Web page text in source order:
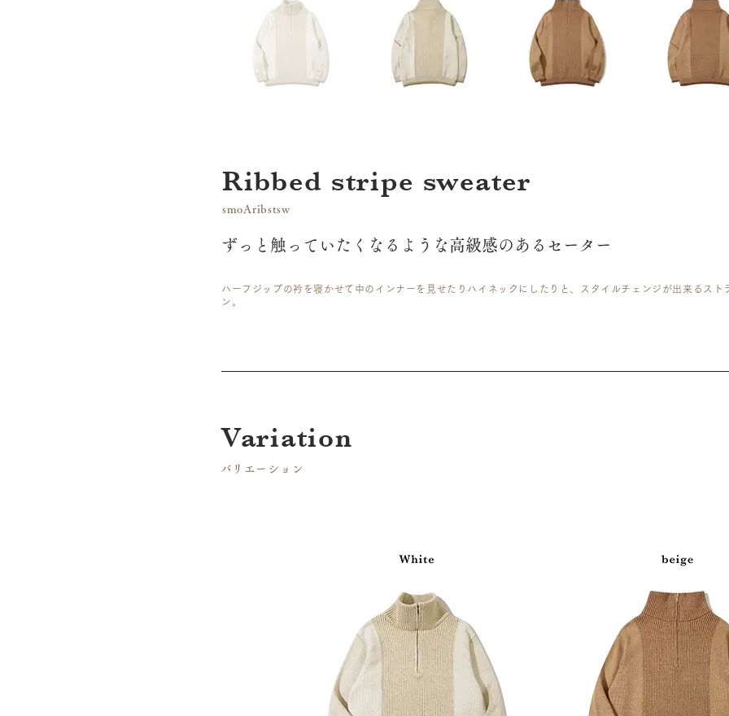
Ribbed stripe sweater
smoAribstsw
ずっと触っていたくなるような高級感のあるセーター
ハーフジップの衿を寝かせて中のインナーを見せたりハイネックにしたりと、スタイルチェンジが出来るスト
ン。
​Variation
​バリエーション